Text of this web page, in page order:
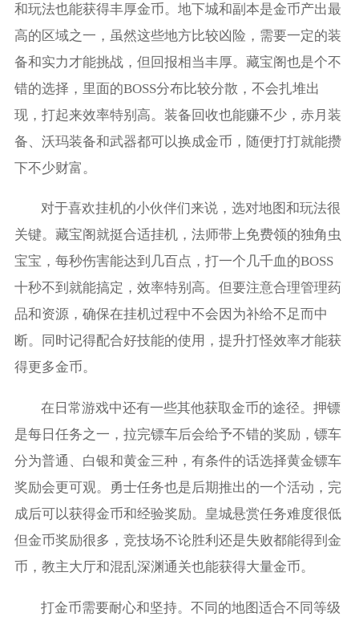
和玩法也能获得丰厚金币。地下城和副本是金币产出最
高的区域之一，虽然这些地方比较凶险，需要一定的装
备和实力才能挑战，但回报相当丰厚。藏宝阁也是个不
错的选择，里面的BOSS分布比较分散，不会扎堆出
现，打起来效率特别高。装备回收也能赚不少，赤月装
备、沃玛装备和武器都可以换成金币，随便打打就能攒
下不少财富。
对于喜欢挂机的小伙伴们来说，选对地图和玩法很
关键。藏宝阁就挺合适挂机，法师带上免费领的独角虫
宝宝，每秒伤害能达到几百点，打一个几千血的BOSS
十秒不到就能搞定，效率特别高。但要注意合理管理药
品和资源，确保在挂机过程中不会因为补给不足而中
断。同时记得配合好技能的使用，提升打怪效率才能获
得更多金币。
在日常游戏中还有一些其他获取金币的途径。押镖
是每日任务之一，拉完镖车后会给予不错的奖励，镖车
分为普通、白银和黄金三种，有条件的话选择黄金镖车
奖励会更可观。勇士任务也是后期推出的一个活动，完
成后可以获得金币和经验奖励。皇城悬赏任务难度很低
但金币奖励很多，竞技场不论胜利还是失败都能得到金
币，教主大厅和混乱深渊通关也能获得大量金币。
打金币需要耐心和坚持。不同的地图适合不同等级